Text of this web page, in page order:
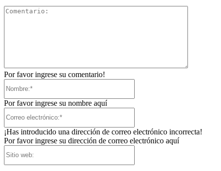
Por favor ingrese su comentario!
Por favor ingrese su nombre aquí
¡Has introducido una dirección de correo electrónico incorrecta!
Por favor ingrese su dirección de correo electrónico aquí